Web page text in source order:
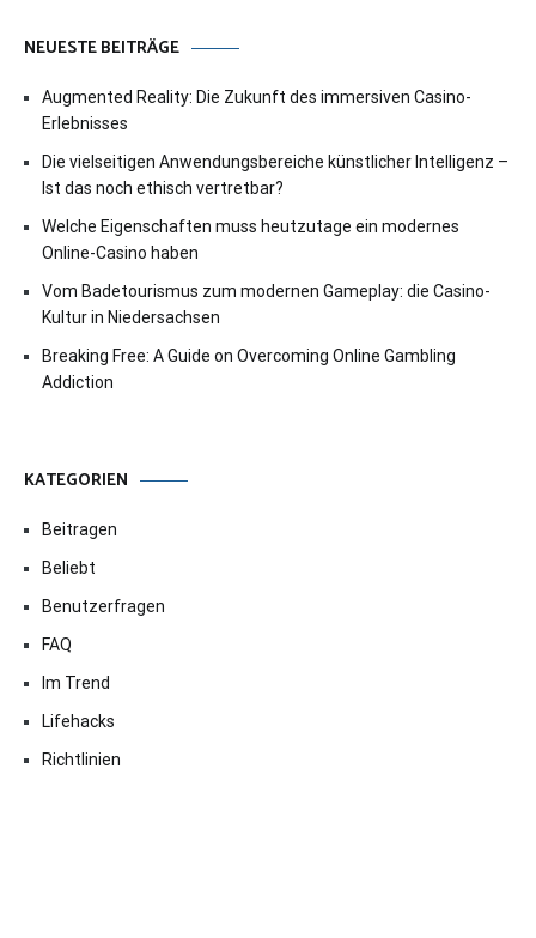
NEUESTE BEITRÄGE
Augmented Reality: Die Zukunft des immersiven Casino-
Erlebnisses
Die vielseitigen Anwendungsbereiche künstlicher Intelligenz –
Ist das noch ethisch vertretbar?
Welche Eigenschaften muss heutzutage ein modernes
Online-Casino haben
Vom Badetourismus zum modernen Gameplay: die Casino-
Kultur in Niedersachsen
Breaking Free: A Guide on Overcoming Online Gambling
Addiction
KATEGORIEN
Beitragen
Beliebt
Benutzerfragen
FAQ
Im Trend
Lifehacks
Richtlinien